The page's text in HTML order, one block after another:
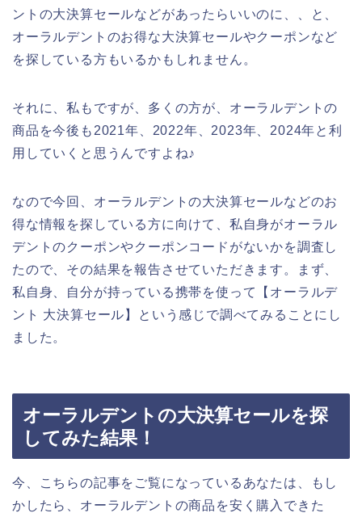
ントの大決算セールなどがあったらいいのに、、と、
オーラルデントのお得な大決算セールやクーポンなど
を探している方もいるかもしれません。
それに、私もですが、多くの方が、オーラルデントの
商品を今後も2021年、2022年、2023年、2024年と利
用していくと思うんですよね♪
なので今回、オーラルデントの大決算セールなどのお
得な情報を探している方に向けて、私自身がオーラル
デントのクーポンやクーポンコードがないかを調査し
たので、その結果を報告させていただきます。まず、
私自身、自分が持っている携帯を使って【オーラルデ
ント 大決算セール】という感じで調べてみることにし
ました。
オーラルデントの大決算セールを探
してみた結果！
今、こちらの記事をご覧になっているあなたは、もし
かしたら、オーラルデントの商品を安く購入できた